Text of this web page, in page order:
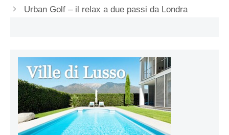
Urban Golf – il relax a due passi da Londra